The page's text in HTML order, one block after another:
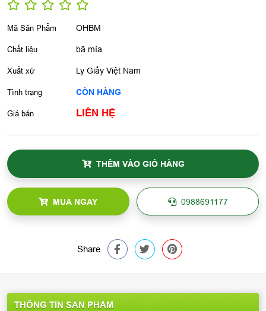
Mã Sản Phẩm OHBM
Chất liệu bã mía
Xuất xứ Ly Giấy Việt Nam
Tình trạng CÒN HÀNG
Giá bán LIÊN HỆ
THÊM VÀO GIỎ HÀNG
MUA NGAY 0988691177
Share
THÔNG TIN SẢN PHẨM